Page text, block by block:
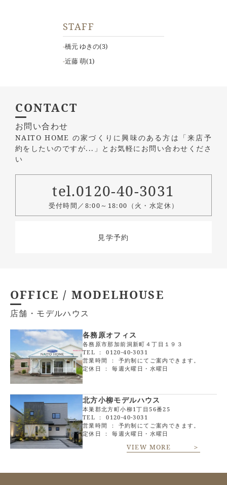
STAFF
橋元 ゆきの(3)
近藤 萌(1)
CONTACT
お問い合わせ
NAITO HOME の家づくりに興味のある方は 「来店予
約をしたいのですが...」とお気軽にお問い合わせくださ
い
tel.0120-40-3031
受付時間／8:00～18:00（火・水定休）
見学予約
OFFICE / MODELHOUSE
店舗・モデルハウス
各務原オフィス
各務原市那加前洞新町４丁目１９３
TEL ：0120-40-3031
営業時間 ： 予約制にてご案内できます。
定休日 ： 毎週火曜日・水曜日
北方小柳モデルハウス
本巣郡北方町小柳1丁目56番25
TEL ：0120-40-3031
営業時間 ： 予約制にてご案内できます。
定休日 ： 毎週火曜日・水曜日
VIEW MORE ＞